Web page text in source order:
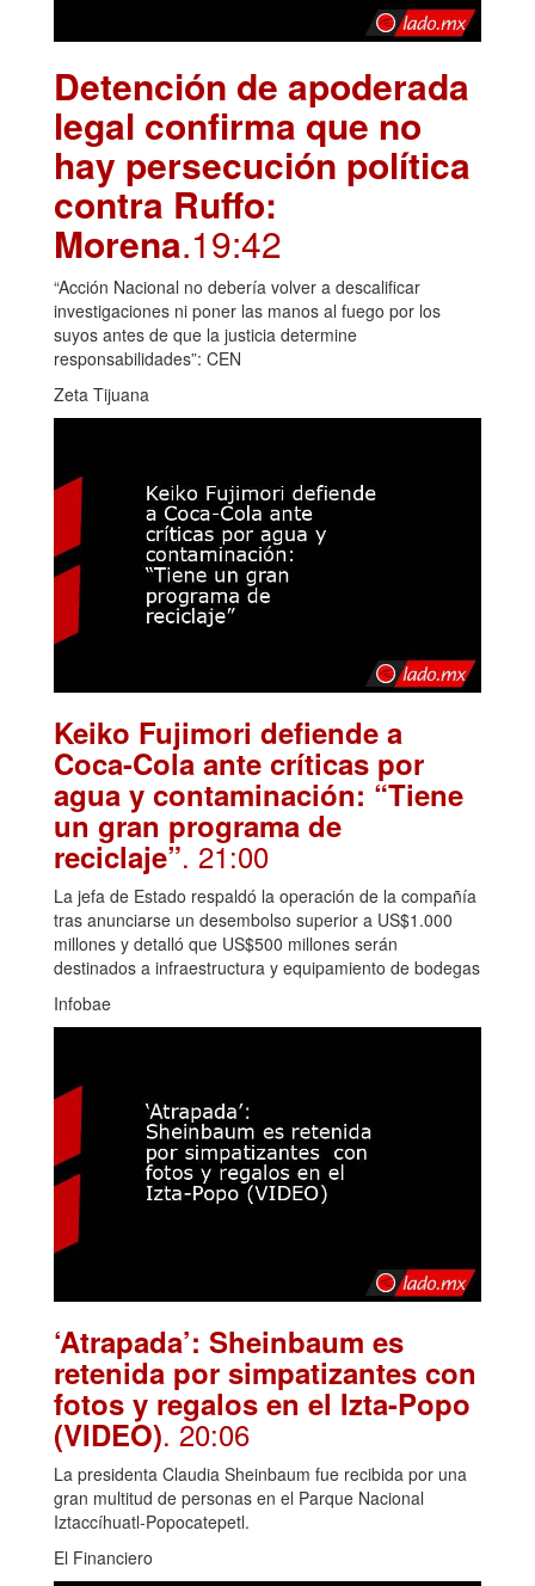
Detención de apoderada
legal confirma que no
hay persecución política
contra Ruffo:
Morena.19:42
“Acción Nacional no debería volver a descalificar
investigaciones ni poner las manos al fuego por los
suyos antes de que la justicia determine
responsabilidades”: CEN
Zeta Tijuana
Keiko Fujimori defiende a
Coca-Cola ante críticas por
agua y contaminación: “Tiene
un gran programa de
reciclaje”. 21:00
La jefa de Estado respaldó la operación de la compañía
tras anunciarse un desembolso superior a US$1.000
millones y detalló que US$500 millones serán
destinados a infraestructura y equipamiento de bodegas
Infobae
‘Atrapada’: Sheinbaum es
retenida por simpatizantes con
fotos y regalos en el Izta-Popo
(VIDEO). 20:06
La presidenta Claudia Sheinbaum fue recibida por una
gran multitud de personas en el Parque Nacional
Iztaccíhuatl-Popocatepetl.
El Financiero